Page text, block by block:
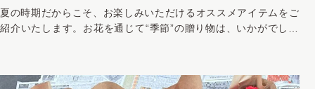
夏の時期だからこそ、お楽しみいただけるオススメアイテムをご
紹介いたします。お花を通じて“季節”の贈り物は、いかがでしょ
お色味・雰囲気等、ご希望ございましたらお気軽にお申し付けく